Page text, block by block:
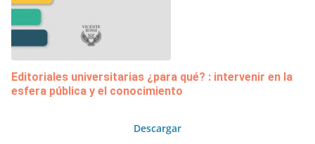
Editoriales universitarias ¿para qué? : intervenir en la
esfera pública y el conocimiento
Descargar